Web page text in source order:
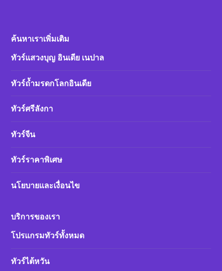
ค้นหาเราเพิ่มเติม
ทัวร์แสวงบุญ อินเดีย เนปาล
ทัวร์ถ้ำมรดกโลกอินเดีย
ทัวร์ศรีลังกา
ทัวร์จีน
ทัวร์ราคาพิเศษ
นโยบายและเงื่อนไข
บริการของเรา
โปรแกรมทัวร์ทั้งหมด
ทัวร์ไต้หวัน